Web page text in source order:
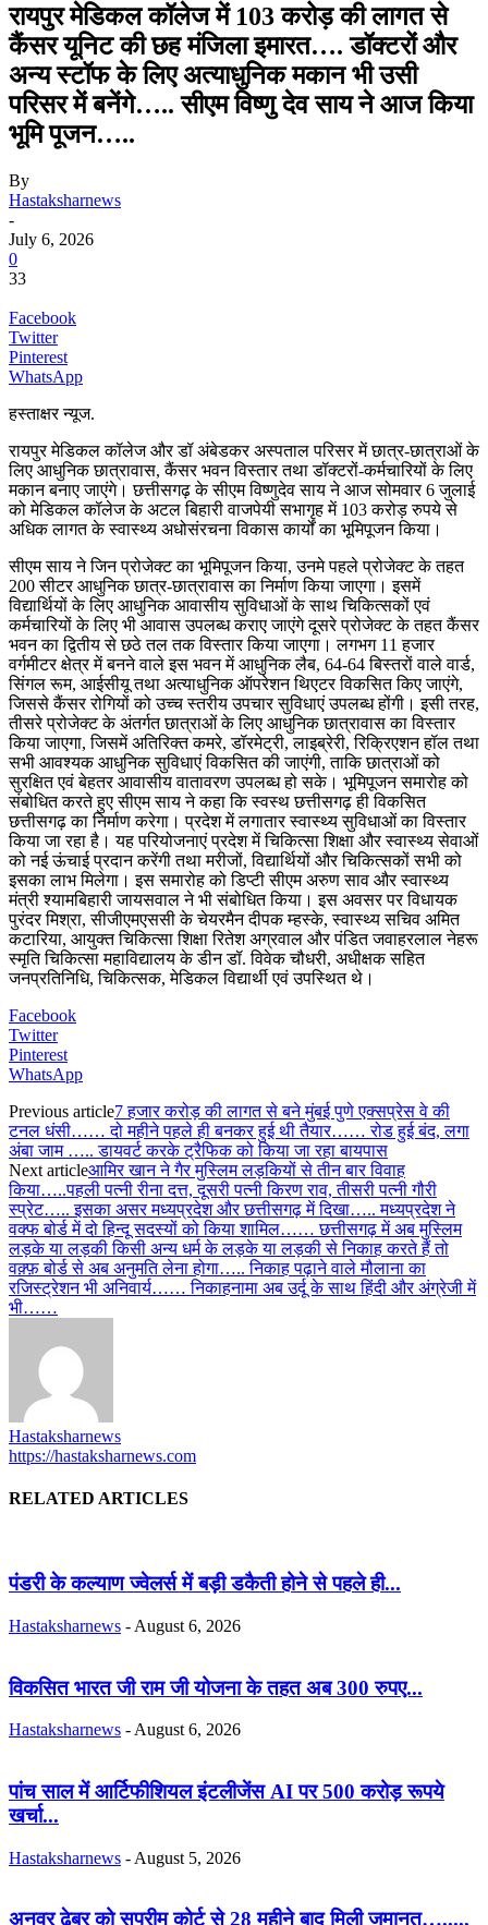
रायपुर मेडिकल कॉलेज में 103 करोड़ की लागत से
कैंसर यूनिट की छह मंजिला इमारत…. डॉक्टरों और
अन्य स्टॉफ के लिए अत्याधुनिक मकान भी उसी
परिसर में बनेंगे….. सीएम विष्णु देव साय ने आज किया
भूमि पूजन…..
By
Hastaksharnews
-
July 6, 2026
0
33
Facebook
Twitter
Pinterest
WhatsApp
हस्ताक्षर न्यूज.
रायपुर मेडिकल कॉलेज और डॉ अंबेडकर अस्पताल परिसर में छात्र-छात्राओं के
लिए आधुनिक छात्रावास, कैंसर भवन विस्तार तथा डॉक्टरों-कर्मचारियों के लिए
मकान बनाए जाएंगे। छत्तीसगढ़ के सीएम विष्णुदेव साय ने आज सोमवार 6 जुलाई
को मेडिकल कॉलेज के अटल बिहारी वाजपेयी सभागृह में 103 करोड़ रुपये से
अधिक लागत के स्वास्थ्य अधोसंरचना विकास कार्यों का भूमिपूजन किया।
सीएम साय ने जिन प्रोजेक्ट का भूमिपूजन किया, उनमे पहले प्रोजेक्ट के तहत
200 सीटर आधुनिक छात्र-छात्रावास का निर्माण किया जाएगा। इसमें
विद्यार्थियों के लिए आधुनिक आवासीय सुविधाओं के साथ चिकित्सकों एवं
कर्मचारियों के लिए भी आवास उपलब्ध कराए जाएंगे दूसरे प्रोजेक्ट के तहत कैंसर
भवन का द्वितीय से छठे तल तक विस्तार किया जाएगा। लगभग 11 हजार
वर्गमीटर क्षेत्र में बनने वाले इस भवन में आधुनिक लैब, 64-64 बिस्तरों वाले वार्ड,
सिंगल रूम, आईसीयू तथा अत्याधुनिक ऑपरेशन थिएटर विकसित किए जाएंगे,
जिससे कैंसर रोगियों को उच्च स्तरीय उपचार सुविधाएं उपलब्ध होंगी। इसी तरह,
तीसरे प्रोजेक्ट के अंतर्गत छात्राओं के लिए आधुनिक छात्रावास का विस्तार
किया जाएगा, जिसमें अतिरिक्त कमरे, डॉरमेट्री, लाइब्रेरी, रिक्रिएशन हॉल तथा
सभी आवश्यक आधुनिक सुविधाएं विकसित की जाएंगी, ताकि छात्राओं को
सुरक्षित एवं बेहतर आवासीय वातावरण उपलब्ध हो सके। भूमिपूजन समारोह को
संबोधित करते हुए सीएम साय ने कहा कि स्वस्थ छत्तीसगढ़ ही विकसित
छत्तीसगढ़ का निर्माण करेगा। प्रदेश में लगातार स्वास्थ्य सुविधाओं का विस्तार
किया जा रहा है। यह परियोजनाएं प्रदेश में चिकित्सा शिक्षा और स्वास्थ्य सेवाओं
को नई ऊंचाई प्रदान करेंगी तथा मरीजों, विद्यार्थियों और चिकित्सकों सभी को
इसका लाभ मिलेगा। इस समारोह को डिप्टी सीएम अरुण साव और स्वास्थ्य
मंत्री श्यामबिहारी जायसवाल ने भी संबोधित किया। इस अवसर पर विधायक
पुरंदर मिश्रा, सीजीएमएससी के चेयरमैन दीपक म्हस्के, स्वास्थ्य सचिव अमित
कटारिया, आयुक्त चिकित्सा शिक्षा रितेश अग्रवाल और पंडित जवाहरलाल नेहरू
स्मृति चिकित्सा महाविद्यालय के डीन डॉ. विवेक चौधरी, अधीक्षक सहित
जनप्रतिनिधि, चिकित्सक, मेडिकल विद्यार्थी एवं उपस्थित थे।
Facebook
Twitter
Pinterest
WhatsApp
Previous article7 हजार करोड़ की लागत से बने मुंबई पुणे एक्सप्रेस वे की
टनल धंसी…… दो महीने पहले ही बनकर हुई थी तैयार…… रोड हुई बंद, लगा
अंबा जाम ….. डायवर्ट करके ट्रैफिक को किया जा रहा बायपास
Next articleआमिर खान ने गैर मुस्लिम लड़कियों से तीन बार विवाह
किया…..पहली पत्नी रीना दत्त, दूसरी पत्नी किरण राव, तीसरी पत्नी गौरी
स्प्रेट….. इसका असर मध्यप्रदेश और छत्तीसगढ़ में दिखा….. मध्यप्रदेश ने
वक्फ बोर्ड में दो हिन्दू सदस्यों को किया शामिल…… छत्तीसगढ़ में अब मुस्लिम
लड़के या लड़की किसी अन्य धर्म के लड़के या लड़की से निकाह करते हैं तो
वक़्फ़ बोर्ड से अब अनुमति लेना होगा….. निकाह पढ़ाने वाले मौलाना का
रजिस्ट्रेशन भी अनिवार्य…… निकाहनामा अब उर्दू के साथ हिंदी और अंग्रेजी में
भी……
Hastaksharnews
https://hastaksharnews.com
RELATED ARTICLES
पंडरी के कल्याण ज्वेलर्स में बड़ी डकैती होने से पहले ही...
Hastaksharnews - August 6, 2026
विकसित भारत जी राम जी योजना के तहत अब 300 रुपए...
Hastaksharnews - August 6, 2026
पांच साल में आर्टिफीशियल इंटलीजेंस AI पर 500 करोड़ रूपये
खर्चा...
Hastaksharnews - August 5, 2026
अनवर ढेबर को सुप्रीम कोर्ट से 28 महीने बाद मिली जमानत….....